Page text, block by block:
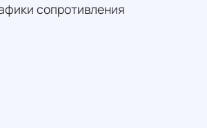
сопротивления